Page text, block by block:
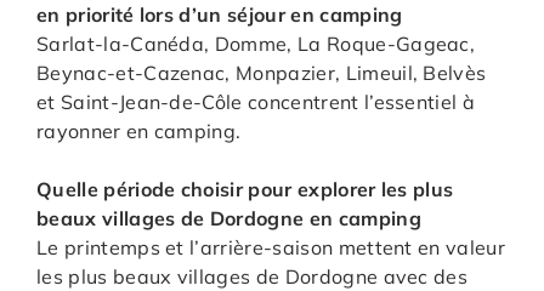
en priorité lors d’un séjour en camping
Sarlat-la-Canéda, Domme, La Roque-Gageac,
Beynac-et-Cazenac, Monpazier, Limeuil, Belvès
et Saint-Jean-de-Côle concentrent l’essentiel à
rayonner en camping.
Quelle période choisir pour explorer les plus
beaux villages de Dordogne en camping
Le printemps et l’arrière-saison mettent en valeur
les plus beaux villages de Dordogne avec des